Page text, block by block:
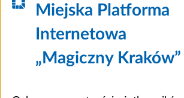
Miejska Platforma
Internetowa
„Magiczny Kraków”